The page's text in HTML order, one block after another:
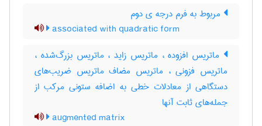
مربوط به فرم درجه ی دوم
associated with quadratic form
ماتریس افزوده ، ماتریس زاید ، ماتریس بزرگ‌شده ،
ماتریس فزونی ، ماتریس مضاف ماتریس ضریب‌های
دستگاهی از معادلات خطی به اضافه ستونی مرکب از
جمله‌های ثابت آنها
augmented matrix